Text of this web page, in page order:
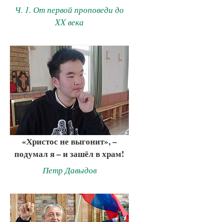
Ч. 1. От первой проповеди до
XX века
«Христос не выгонит», –
подумал я – и зашёл в храм!
Петр Давыдов